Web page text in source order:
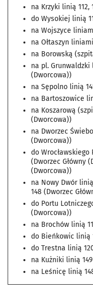
na Krzyki linią 112,
do Wysokiej linią
na Wojszyce
na Ołtaszyn liniami
na Borowską
na pl. Grunwaldzki
(Dworcowa))
na Sępolno linią
na Bartoszowice
na Koszarową
(Dworcowa))
na Dworzec
(Dworcowa))
do Wrocławskiego
(Dworzec Główny
(Dworcowa))
na Nowy Dwór
148 (Dworzec
do Portu
(Dworcowa))
na Brochów linią
do Bieńkowic linią
do Trestna linią
na Kużniki linią
na Leśnicę linią